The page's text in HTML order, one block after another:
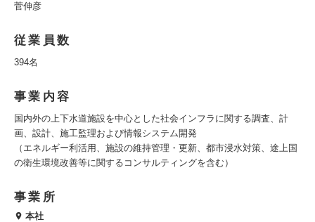
菅伸彦
従業員数
394名
事業内容
国内外の上下水道施設を中心とした社会インフラに関する調査、計
画、設計、施工監理および情報システム開発
（エネルギー利活用、施設の維持管理・更新、都市浸水対策、途上国
の衛生環境改善等に関するコンサルティングを含む）
事業所
本社